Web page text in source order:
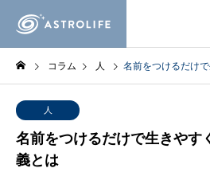
コラム 人 名前をつけるだけで生
人
名前をつけるだけで生きやす
義とは